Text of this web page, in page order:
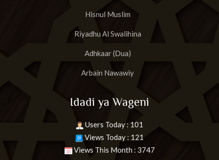
Hisnul Muslim
Riyadhu Al Swalihina
Adhkaar (Dua)
Arbain Nawawiy
Idadi ya Wageni
Users Today : 101
Views Today : 121
Views This Month : 3747